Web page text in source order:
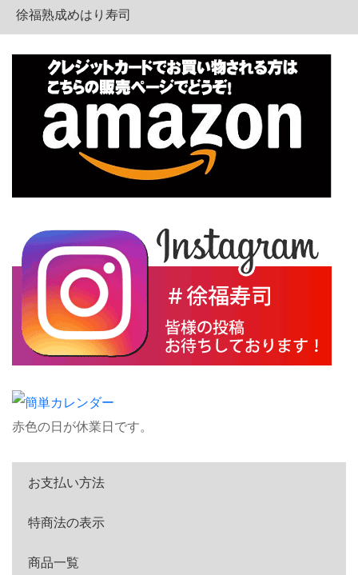
徐福熟成めはり寿司
赤色の日が休業日です。
お支払い方法
特商法の表示
商品一覧